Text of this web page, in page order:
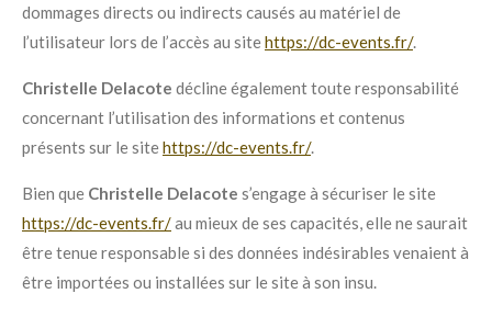
dommages directs ou indirects causés au matériel de
l’utilisateur lors de l’accès au sitehttps://dc-events.fr/.
Christelle Delacote décline également toute responsabilité
concernant l’utilisation des informations et contenus
présents sur le sitehttps://dc-events.fr/.
Bien que Christelle Delacote s’engage à sécuriser le site
https://dc-events.fr/au mieux de ses capacités, elle ne saurait
être tenue responsable si des données indésirables venaient à
être importées ou installées sur le site à son insu.